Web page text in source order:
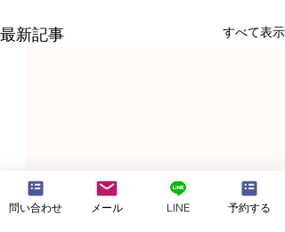
最新記事 すべて表示
問い合わせ メール LINE 予約する